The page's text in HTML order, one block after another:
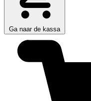
Ga naar de kassa